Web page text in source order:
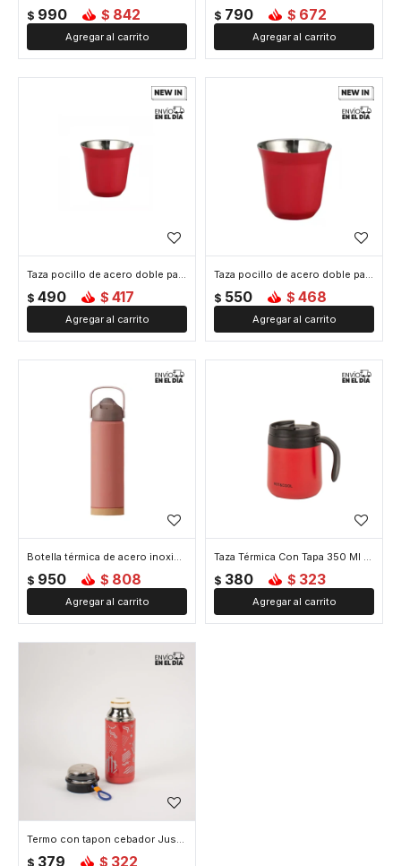
$ 990 $ 842 $ 790 $ 672
Taza pocillo de acero doble pared - 80ml - Rojo
$ 490 $ 417
Taza pocillo de acero doble pared - 160ml - Rojo
$ 550 $ 468
Botella térmica de acero inoxidable con asa y colores pastel 1000ML - Rojo
$ 950 $ 808
Taza Térmica Con Tapa 350 Ml - Rojo
$ 380 $ 323
Termo con tapon cebador Just Love 350 ml - Rojo
$ 379 $ 322